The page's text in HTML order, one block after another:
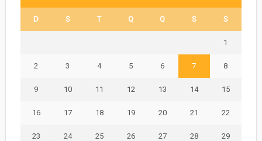
D S T Q Q S S
1
2 3 4 5 6 7 8
9 10 11 12 13 14 15
16 17 18 19 20 21 22
23 24 25 26 27 28 29